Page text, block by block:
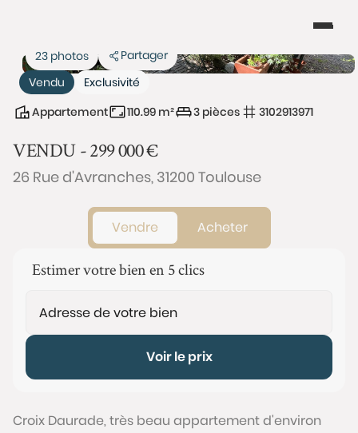
Vendu Exclusivité
23 photos Partager
Appartement 110.99 m² 3 pièces 3102913971
VENDU -299 000€
26 Rue d'Avranches, 31200 Toulouse
Vendre Acheter
Estimer votre bien en 5 clics
Voir le prix
Croix Daurade, très beau appartement d'environ